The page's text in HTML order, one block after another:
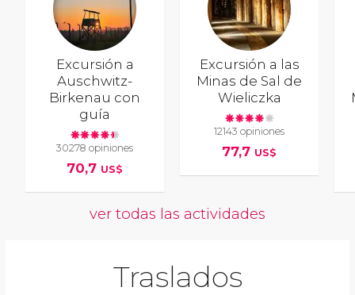
Excursión a
Auschwitz-
Birkenau con
guía
30278 opiniones
70,7 US$
Excursión a las
Minas de Sal de
Wieliczka
12143 opiniones
77,7 US$
ver todas las actividades
Traslados